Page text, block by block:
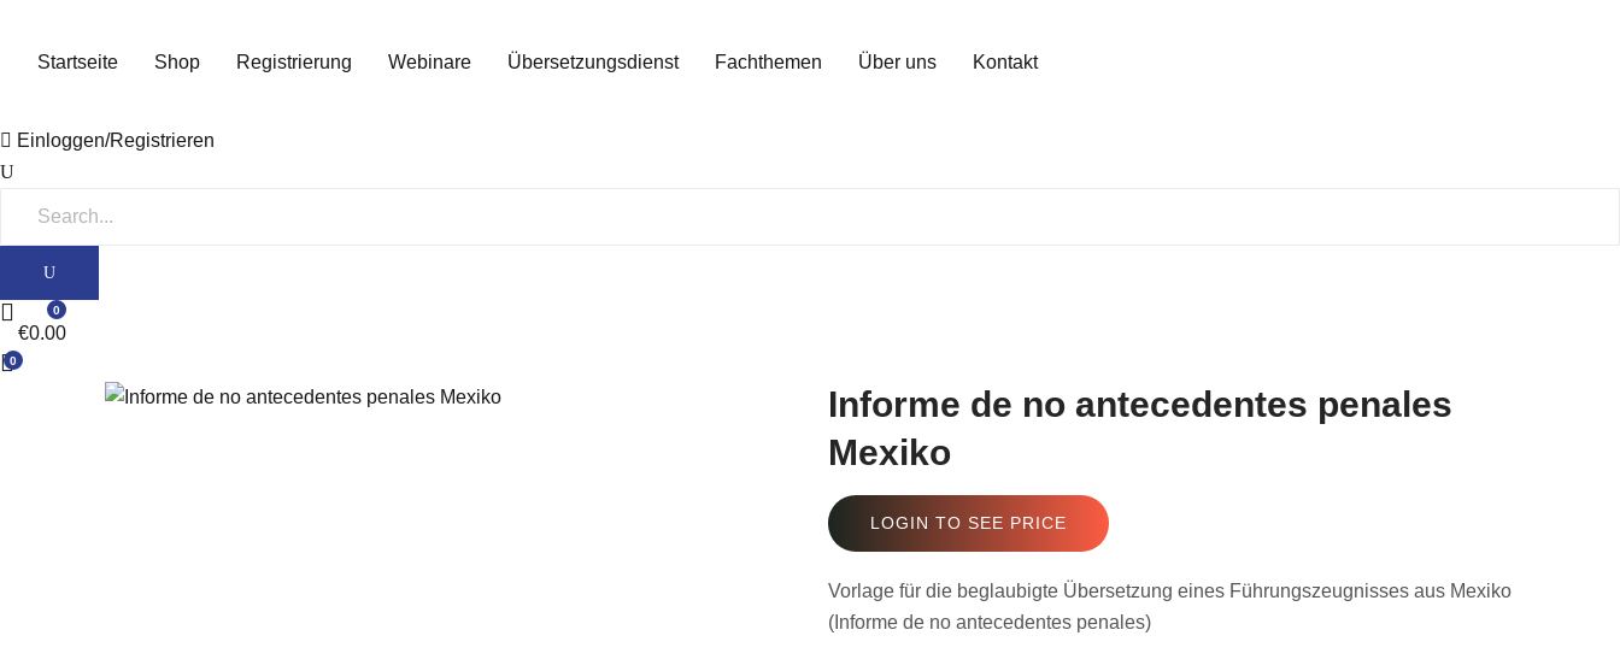
Startseite Shop Registrierung Webinare Übersetzungsdienst Fachthemen Über uns Kontakt
Einloggen/Registrieren
0
€0.00
0
Informe de no antecedentes penales
Mexiko
LOGIN TO SEE PRICE
Vorlage für die beglaubigte Übersetzung eines Führungszeugnisses aus Mexiko
(Informe de no antecedentes penales)